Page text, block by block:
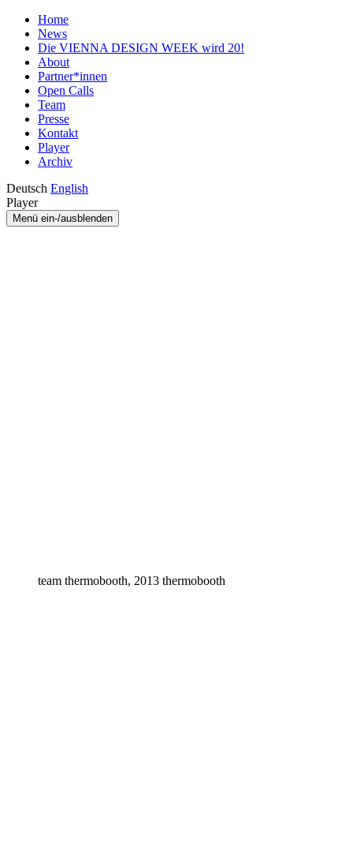
Home
News
Die VIENNA DESIGN WEEK wird 20!
About
Partner*innen
Open Calls
Team
Presse
Kontakt
Player
Archiv
Deutsch English
Player
Menü ein-/ausblenden
team thermobooth, 2013 thermobooth